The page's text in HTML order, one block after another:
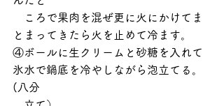
ころで果肉を混ぜ更に火にかけてま
とまってきたら火を止めて冷ます。
④ボールに生クリームと砂糖を入れて
氷水で鍋底を冷やしながら泡立てる。
(八分